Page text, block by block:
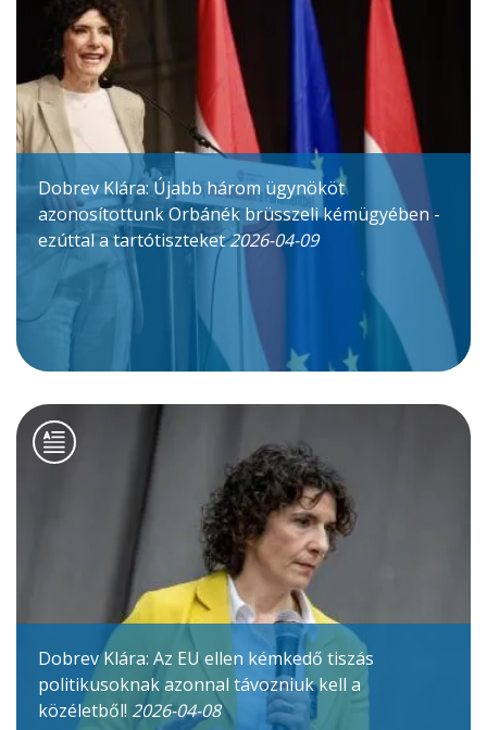
Dobrev Klára: Újabb három ügynököt
azonosítottunk Orbánék brüsszeli kémügyében -
ezúttal a tartótiszteket2026-04-09
Dobrev Klára: Az EU ellen kémkedő tiszás
politikusoknak azonnal távozniuk kell a
közéletből! 2026-04-08